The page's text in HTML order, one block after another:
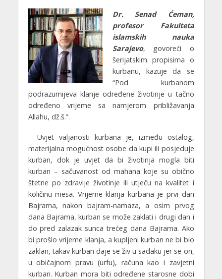
Dr. Senad Ćeman,
profesor Fakulteta
islamskih nauka
Sarajevo, govoreći o
šerijatskim propisima o
kurbanu, kazuje da se
“Pod kurbanom
podrazumijeva klanje određene životinje u tačno
određeno vrijeme sa namjerom približavanja
Allahu, dž.š.”.
– Uvjet valjanosti kurbana je, između ostalog,
materijalna mogućnost osobe da kupi ili posjeduje
kurban, dok je uvjet da bi životinja mogla biti
kurban – sačuvanost od mahana koje su obično
štetne po zdravlje životinje ili utječu na kvalitet i
količinu mesa. Vrijeme klanja kurbana je prvi dan
Bajrama, nakon bajram-namaza, a osim prvog
dana Bajrama, kurban se može zaklati i drugi dan i
do pred zalazak sunca trećeg dana Bajrama. Ako
bi prošlo vrijeme klanja, a kupljeni kurban ne bi bio
zaklan, takav kurban daje se živ u sadaku jer se on,
u običajnom pravu (urfu), računa kao i zavjetni
kurban. Kurban mora biti određene starosne dobi